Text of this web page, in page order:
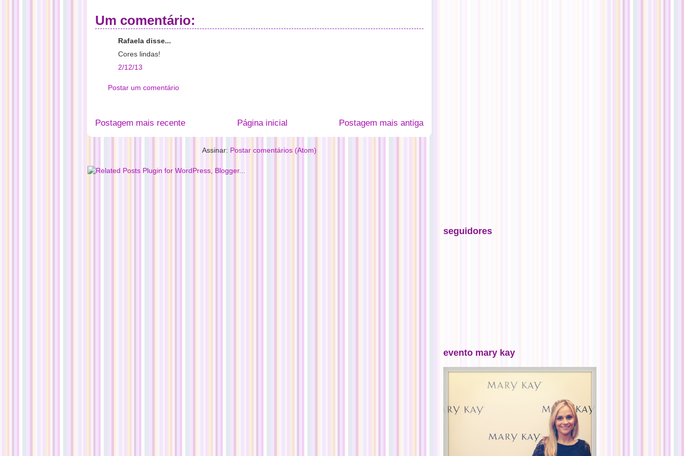
Um comentário:
Rafaela disse...
Cores lindas!
2/12/13
Postar um comentário
Postagem mais recente Postagem mais antiga
Página inicial
Assinar: Postar comentários (Atom)
seguidores
evento mary kay